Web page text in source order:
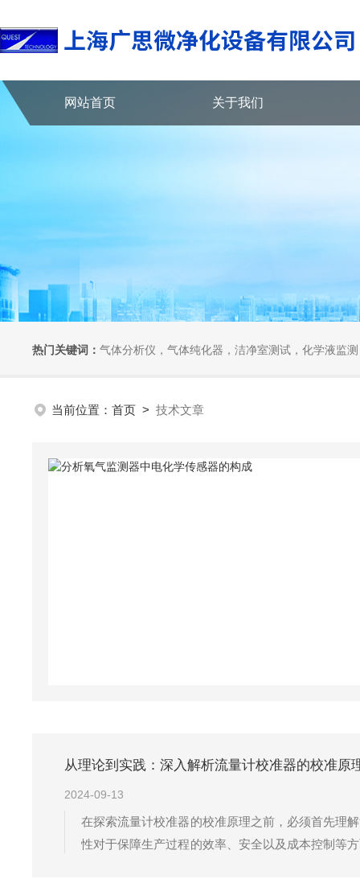
网站首页 关于我们
热门关键词： 气体分析仪，气体纯化器，洁净室测试，化学液监
当前位置： 首页 > 技术文章
从理论到实践：深入解析流量计校准器的校准原
2024-09-13
在探索流量计校准器的校准原理之前，必须首先理
性对于保障生产过程的效率、安全以及成本控制等